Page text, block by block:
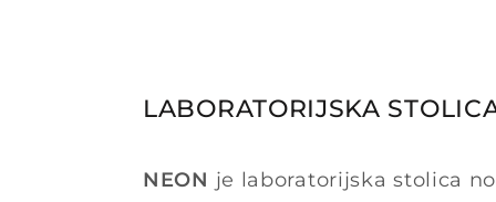
LABORATORIJSKA
NEON je laboratorijska stolica